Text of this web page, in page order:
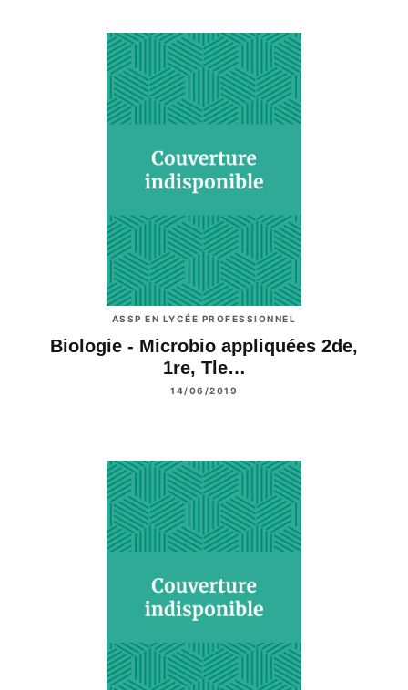
ASSP EN LYCÉE PROFESSIONNEL
Biologie - Microbio appliquées 2de,
1re, Tle…
14/06/2019